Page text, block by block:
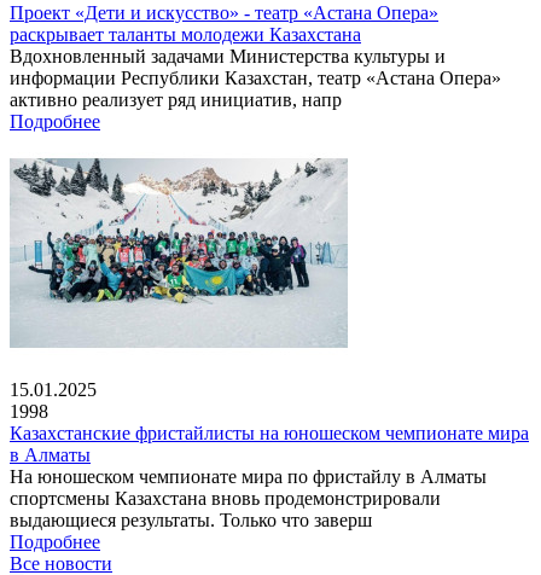
Проект «Дети и искусство» - театр «Астана Опера»
раскрывает таланты молодежи Казахстана
Вдохновленный задачами Министерства культуры и
информации Республики Казахстан, театр «Астана Опера»
активно реализует ряд инициатив, напр
Подробнее
15.01.2025
1998
Казахстанские фристайлисты на юношеском чемпионате мира
в Алматы
На юношеском чемпионате мира по фристайлу в Алматы
спортсмены Казахстана вновь продемонстрировали
выдающиеся результаты. Только что заверш
Подробнее
Все новости